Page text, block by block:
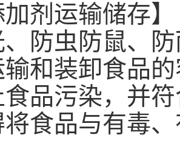
加剂运输储存】
防虫防鼠、
和装卸食品
品污染，并
食品与有毒